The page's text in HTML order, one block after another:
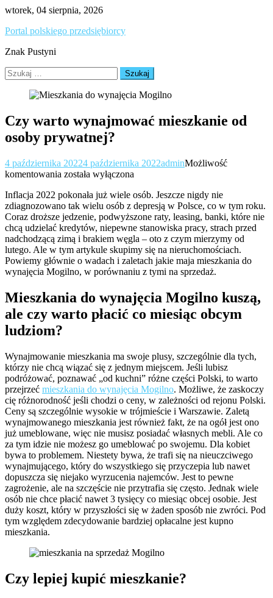
Skip
content
wtorek, 04 sierpnia, 2026
Portal polskiego przedsiębiorcy
Znak Pustyni
Szukaj:
Czy warto wynajmować mieszkanie od
osoby prywatnej?
4 października 20224 października 2022adminMożliwość
komentowania Czy
wynajmować
mieszkanie
od
osoby
prywatnej?
została wyłączona
Inflacja 2022 pokonała już wiele osób. Jeszcze nigdy nie
zdiagnozowano tak wielu osób z depresją w Polsce, co w tym roku.
Coraz droższe jedzenie, podwyższone raty, leasing, banki, które nie
chcą udzielać kredytów, niepewne stanowiska pracy, strach przed
nadchodzącą zimą i brakiem węgla – oto z czym mierzymy od
lutego. Ale w tym artykule skupimy się na nieruchomościach.
Powiemy głównie o wadach i zaletach jakie maja mieszkania do
wynajęcia Mogilno, w porównaniu z tymi na sprzedaż.
Mieszkania do wynajęcia Mogilno kuszą,
ale czy warto płacić co miesiąc obcym
ludziom?
Wynajmowanie mieszkania ma swoje plusy, szczególnie dla tych,
którzy nie chcą wiązać się z jednym miejscem. Jeśli lubisz
podróżować, poznawać „od kuchni” różne części Polski, to warto
przejrzeć mieszkania do wynajęcia Mogilno. Możliwe, że zaskoczy
cię różnorodność jeśli chodzi o ceny, w zależności od rejonu Polski.
Ceny są szczególnie wysokie w trójmieście i Warszawie. Zaletą
wynajmowanego mieszkania jest również fakt, że na ogół jest ono
już umeblowane, więc nie musisz posiadać własnych mebli. Ale co
za tym idzie nie możesz go umeblować po swojemu. Dla kobiet
bywa to problemem. Niestety bywa, że trafi się na nieuczciwego
wynajmującego, który do wszystkiego się przyczepia lub nawet
dopuszcza się niejako wyrzucenia najemców. Jest to pewne
zagrożenie, ale na szczęście nie przytrafia się często. Jednak wiele
osób nie chce płacić nawet 3 tysięcy co miesiąc obcej osobie. Jest
duży koszt, który w przyszłości się w żaden sposób nie zwróci. Pod
tym względem zdecydowanie bardziej opłacalne jest kupno
mieszkania.
Czy lepiej kupić mieszkanie?